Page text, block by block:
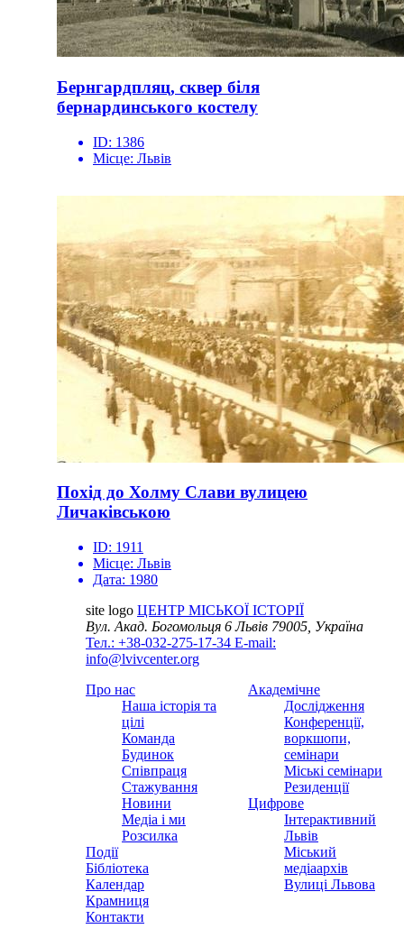
Бернгардпляц, сквер біля
бернардинського костелу
ID: 1386
Місце: Львів
Похід до Холму Слави вулицею
Личаківською
ID: 1911
Місце: Львів
Дата: 1980
site logo ЦЕНТР МІСЬКОЇ ІСТОРІЇ
Вул. Акад. Богомольця 6Львів 79005, Україна
Тел.: +38-032-275-17-34 E-mail:
info@lvivcenter.org
Про нас
Наша історія та
цілі
Команда
Будинок
Співпраця
Стажування
Новини
Медіа і ми
Розсилка
Події
Бібліотека
Календар
Крамниця
Контакти
Академічне
Дослідження
Конференції,
воркшопи,
семінари
Міські семінари
Резиденції
Цифрове
Інтерактивний
Львів
Міський
медіаархів
Вулиці Львова